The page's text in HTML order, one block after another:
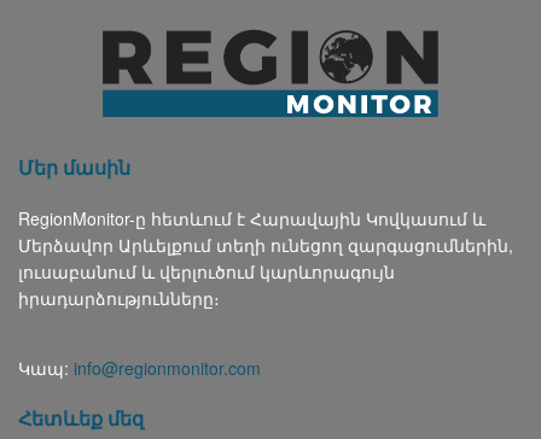
Մեր մասին
RegionMonitor-ը հետևում է Հարավային Կովկասում և
Մերձավոր Արևելքում տեղի ունեցող զարգացումներին,
լուսաբանում և վերլուծում կարևորագույն
իրադարձությունները։
Կապ: info@regionmonitor.com
Հետևեք մեզ